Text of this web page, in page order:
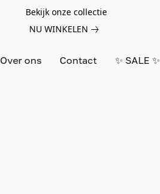
Bekijk onze collectie
NU WINKELEN
Over ons Contact ✨ SALE ✨